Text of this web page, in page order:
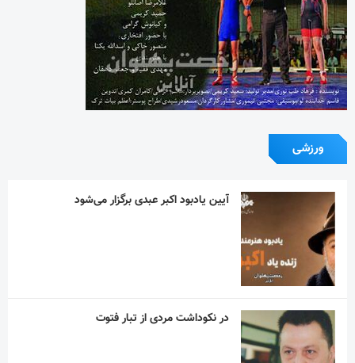
ورزشی
آیین یادبود اکبر عبدی برگزار می‌شود
در نکوداشت مردی از تبار فتوت